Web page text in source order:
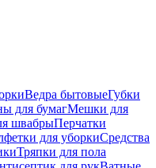
Ведра бытовыеГубки
для бумагМешки для
швабрыПерчатки
для уборкиСредства
Тряпки для пола